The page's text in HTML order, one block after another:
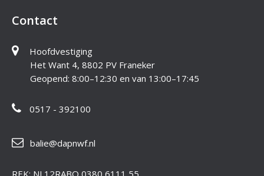
Contact
Hoofdvestiging
Het Want 4, 8802 PV Franeker
Geopend: 8:00–12:30 en van 13:00–17:45
0517 - 392100
balie@dapnwf.nl
REK: NL12RABO 0380 6111 55